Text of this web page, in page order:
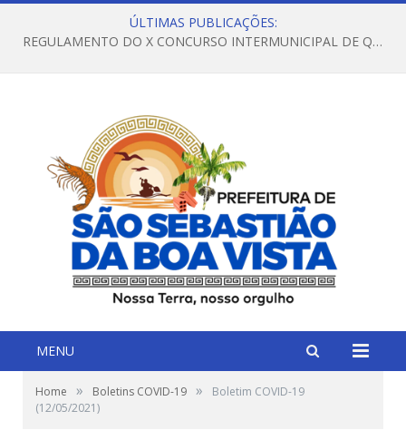
ÚLTIMAS PUBLICAÇÕES:
REGULAMENTO DO X CONCURSO INTERMUNICIPAL DE QUADRILHAS JUNINAS – 2026 – ARRAIÁ DA VENEZA
MENU
Home » Boletins COVID-19 »
Boletim COVID-19
(12/05/2021)